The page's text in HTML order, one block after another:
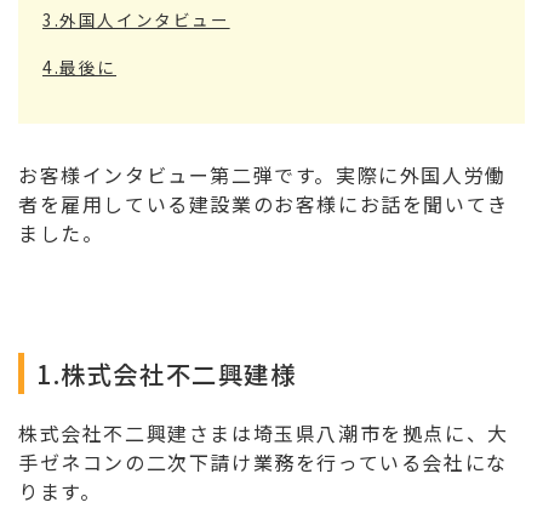
3.外国人インタビュー
4.最後に
お客様インタビュー第二弾です。実際に外国人労働
者を雇用している建設業のお客様にお話を聞いてき
ました。
1.株式会社不二興建様
株式会社不二興建さまは埼玉県八潮市を拠点に、大
手ゼネコンの二次下請け業務を行っている会社にな
ります。